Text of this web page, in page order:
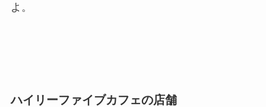
よ。
ハイリーファイブカフェの店舗